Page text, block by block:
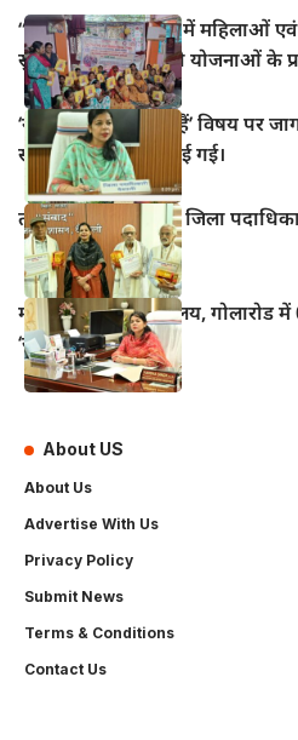
“सखी वार्ता” कार्यक्रम में महिलाओं
सुरक्षा एवं कल्याणकारी योजनाओं के
‘नदियाँ क्यों महत्वपूर्ण हैं’ विषय पर
संरक्षण की शपथ दिलाई गई।
तीन वरिष्ठ पत्रकारों को जिला
महुआ के विद्युत कार्यालय, गोलारोड
‘सोलर मेला–2026’
About US
About Us
Advertise With Us
Privacy Policy
Submit News
Terms & Conditions
Contact Us